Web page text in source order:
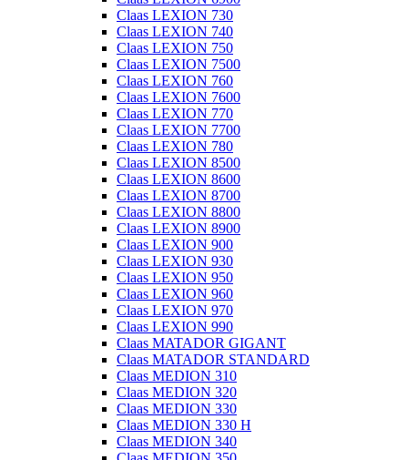
Claas LEXION 730
Claas LEXION 740
Claas LEXION 750
Claas LEXION 7500
Claas LEXION 760
Claas LEXION 7600
Claas LEXION 770
Claas LEXION 7700
Claas LEXION 780
Claas LEXION 8500
Claas LEXION 8600
Claas LEXION 8700
Claas LEXION 8800
Claas LEXION 8900
Claas LEXION 900
Claas LEXION 930
Claas LEXION 950
Claas LEXION 960
Claas LEXION 970
Claas LEXION 990
Claas MATADOR GIGANT
Claas MATADOR STANDARD
Claas MEDION 310
Claas MEDION 320
Claas MEDION 330
Claas MEDION 330 H
Claas MEDION 340